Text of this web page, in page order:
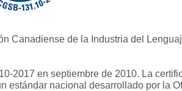
Canadiense de la Industria del
en septiembre de 2010. La
estándar nacional desarrollado por la